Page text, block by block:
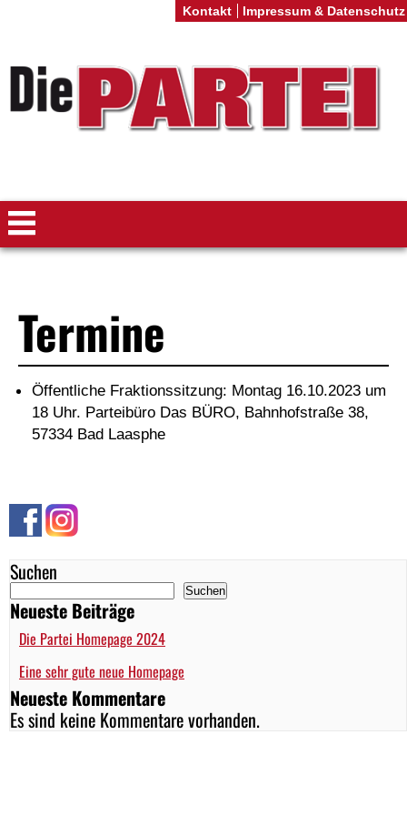
Suchen
Suchen
Neueste Beiträge
Die Partei Homepage 2024
Eine sehr gute neue Homepage
Neueste Kommentare
Es sind keine Kommentare vorhanden.
Termine
Öffentliche Fraktionssitzung: Montag 16.10.2023 um
18 Uhr. Parteibüro Das BÜRO, Bahnhofstraße 38,
57334 Bad Laasphe
Kontakt Impressum & Datenschutz